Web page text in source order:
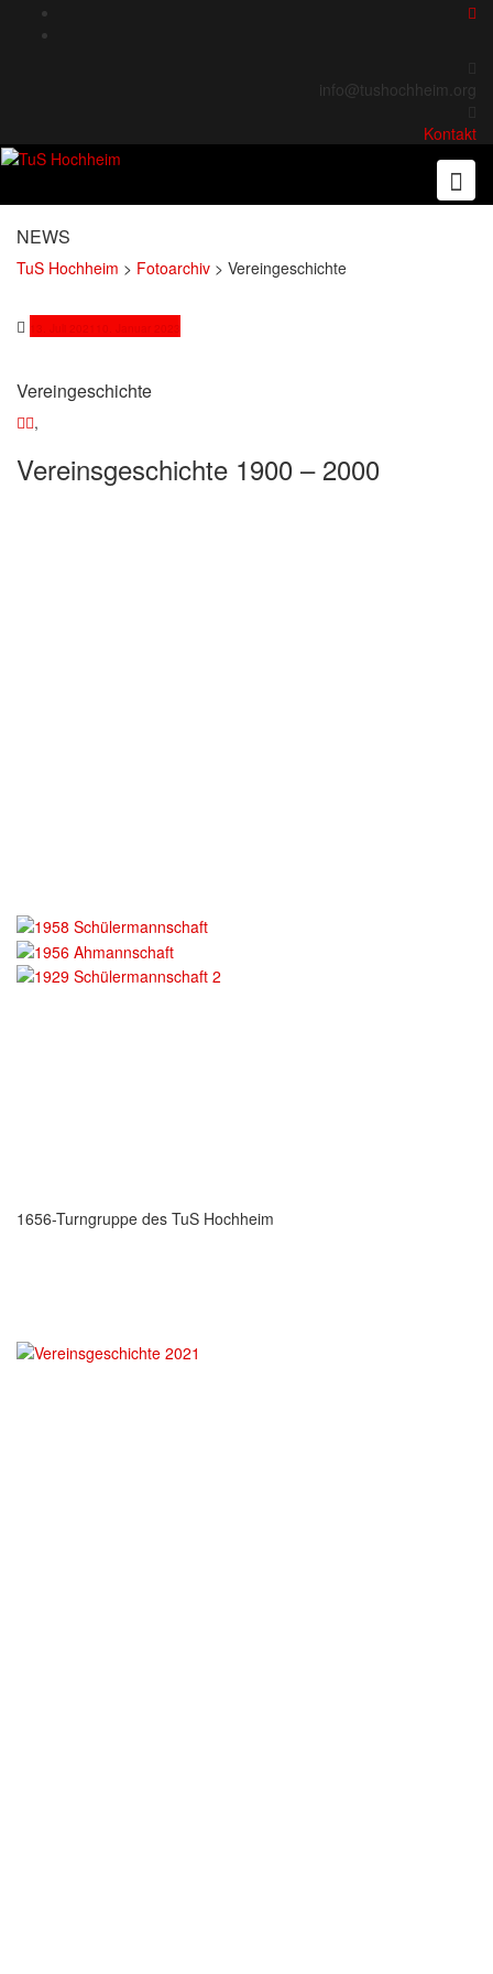
info@tushochheim.org
Kontakt
NEWS
TuS Hochheim > Fotoarchiv > Vereingeschichte
13. Juli 2021 10. Januar 2023
Vereingeschichte
,
Vereinsgeschichte 1900 – 2000
1656-Turngruppe des TuS Hochheim